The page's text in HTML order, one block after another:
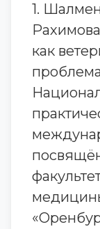
1.
как